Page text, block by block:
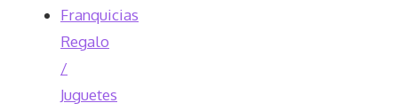
Franquicias
Regalo
/
Juguetes